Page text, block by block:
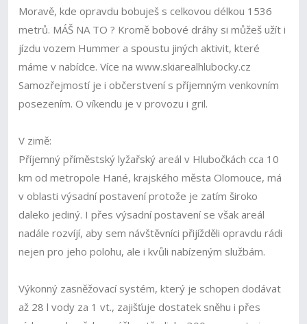
Moravě, kde opravdu bobuješ s celkovou délkou 1536
metrů. MÁŠ NA TO ? Kromě bobové dráhy si můžeš užít i
jízdu vozem Hummer a spoustu jiných aktivit, které
máme v nabídce. Více na www.skiarealhlubocky.cz
Samozřejmostí je i občerstvení s příjemným venkovním
posezením. O víkendu je v provozu i gril.
V zimě:
Příjemný příměstský lyžařský areál v Hlubočkách cca 10
km od metropole Hané, krajského města Olomouce, má
v oblasti výsadní postavení protože je zatím široko
daleko jediný. I přes výsadní postavení se však areál
nadále rozvíjí, aby sem návštěvníci přijížděli opravdu rádi
nejen pro jeho polohu, ale i kvůli nabízeným službám.
Výkonný zasněžovací systém, který je schopen dodávat
až 28 l vody za 1 vt., zajišťuje dostatek sněhu i přes